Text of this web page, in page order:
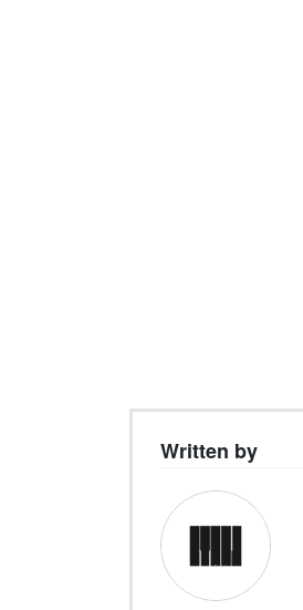
Written by